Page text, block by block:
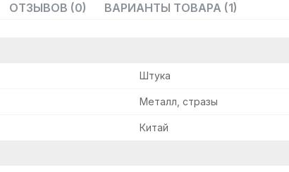
ОТЗЫВОВ (0) ВАРИАНТЫ ТОВАРА (1)
Штука
Металл, стразы
Китай